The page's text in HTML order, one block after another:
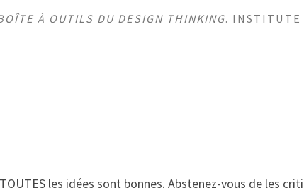
À OUTILS DU DESIGN THINKING. INSTITUTE
les idées sont bonnes. Abstenez-vous de les